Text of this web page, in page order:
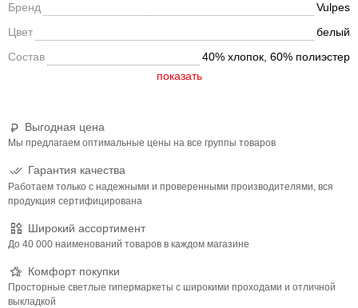
Выгодная цена
Мы предлагаем оптимальные цены на все группы товаров
Гарантия качества
Работаем только с надежными и проверенными производителями, вся
продукция сертифицирована
Широкий ассортимент
До 40 000 наименований товаров в каждом магазине
Комфорт покупки
Просторные светлые гипермаркеты с широкими проходами и отличной
выкладкой
Бренд
Vulpes
Цвет
белый
Состав
40% хлопок, 60% полиэстер